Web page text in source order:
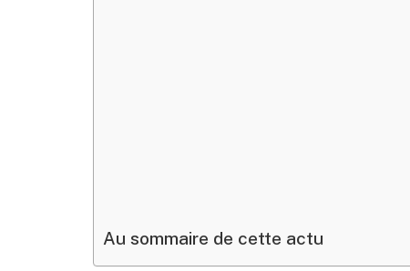
Au sommaire de cette actu